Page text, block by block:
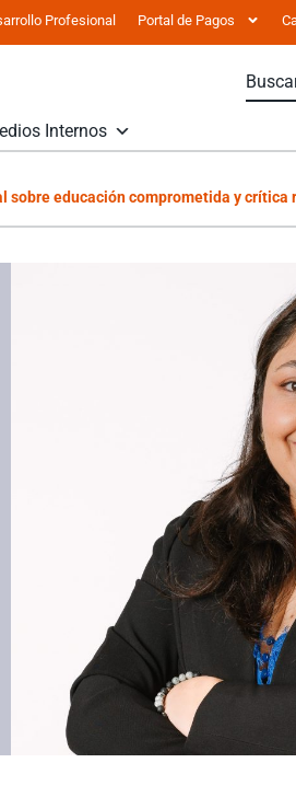
Profesional Portal de Pagos
Internos
sobre educación comprometida y crítica